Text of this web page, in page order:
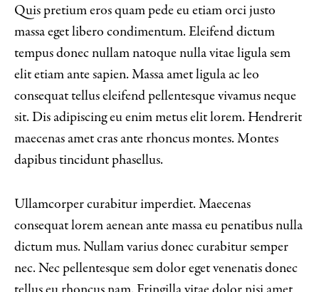
Quis pretium eros quam pede eu etiam orci justo
massa eget libero condimentum. Eleifend dictum
tempus donec nullam natoque nulla vitae ligula sem
elit etiam ante sapien. Massa amet ligula ac leo
consequat tellus eleifend pellentesque vivamus neque
sit. Dis adipiscing eu enim metus elit lorem. Hendrerit
maecenas amet cras ante rhoncus montes. Montes
dapibus tincidunt phasellus.
Ullamcorper curabitur imperdiet. Maecenas
consequat lorem aenean ante massa eu penatibus nulla
dictum mus. Nullam varius donec curabitur semper
nec. Nec pellentesque sem dolor eget venenatis donec